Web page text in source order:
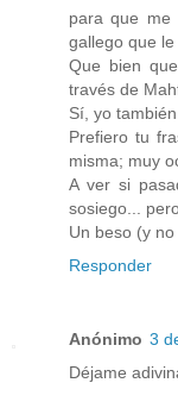
para que me
gallego que le
Que bien
través de
Sí, yo
Prefiero tu
misma; muy
A ver si
sosiego...
Un beso (y no
Responder
Anónimo 3
Déjame